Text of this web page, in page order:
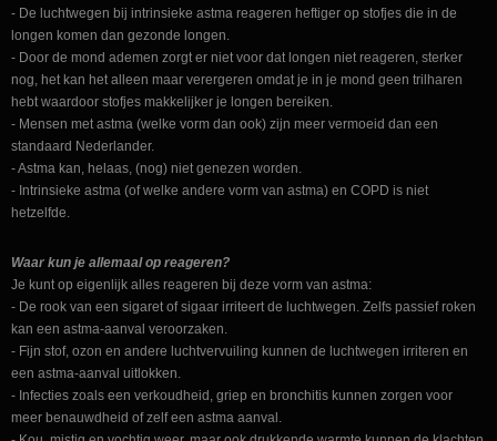
- De luchtwegen bij intrinsieke astma reageren heftiger op stofjes die in de
longen komen dan gezonde longen.
- Door de mond ademen zorgt er niet voor dat longen niet reageren, sterker
nog, het kan het alleen maar verergeren omdat je in je mond geen trilharen
hebt waardoor stofjes makkelijker je longen bereiken.
- Mensen met astma (welke vorm dan ook) zijn meer vermoeid dan een
standaard Nederlander.
- Astma kan, helaas, (nog) niet genezen worden.
- Intrinsieke astma (of welke andere vorm van astma) en COPD is niet
hetzelfde.
Waar kun je allemaal op reageren?
Je kunt op eigenlijk alles reageren bij deze vorm van astma:
- De rook van een sigaret of sigaar irriteert de luchtwegen. Zelfs passief roken
kan een astma-aanval veroorzaken.
- Fijn stof, ozon en andere luchtvervuiling kunnen de luchtwegen irriteren en
een astma-aanval uitlokken.
- Infecties zoals een verkoudheid, griep en bronchitis kunnen zorgen voor
meer benauwdheid of zelf een astma aanval.